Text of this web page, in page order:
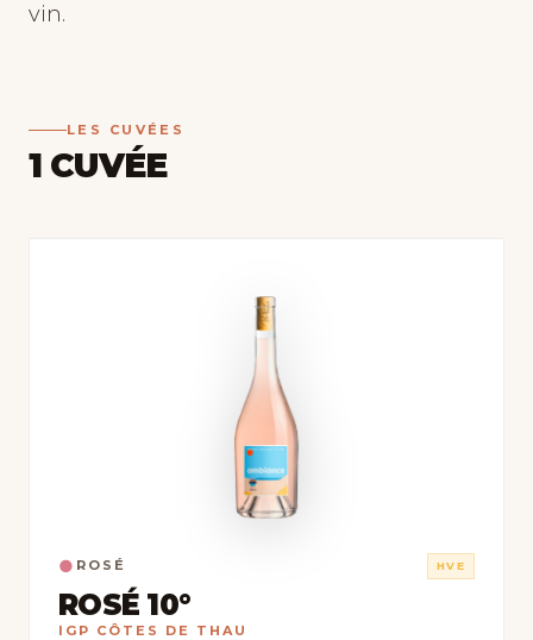
vin.
LES CUVÉES
1 CUVÉE
● ROSÉ HVE
ROSÉ 10°
IGP CÔTES DE THAU